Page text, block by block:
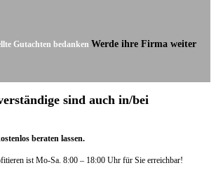
Gutachten bedanken Werde ihre Firma weiter
sind auch in/bei
beraten lassen.
ist Mo-Sa. 8:00 – 18:00 Uhr für Sie erreichbar!